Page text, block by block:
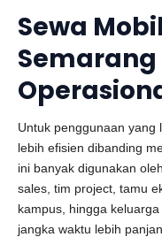
Sewa
Untuk penggunaan yang
lebih efisien dibanding
ini banyak digunakan
sales, tim project, tamu
kampus, hingga
jangka waktu lebih